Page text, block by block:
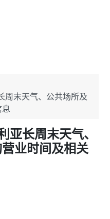
周末天气、公共场所及
长周末天气、
业时间及相关